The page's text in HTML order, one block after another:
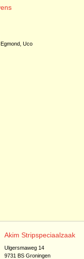
Egmond, Uco
Akim Stripspeciaalzaak
Ulgersmaweg 14
9731 BS Groningen